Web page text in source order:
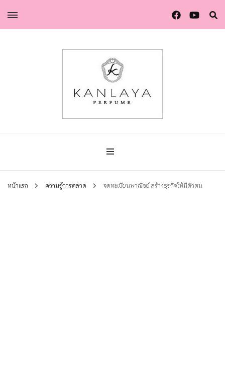
น้ำหอมกัลยา
น้ำหอมกัลยา น้ำหอมแท้แบรนด์ไทย คุณภาพยุโรป
หน้าแรก ความรู้การตลาด จดทะเบียนพาณิชย์ สร้างธุรกิจให้มีตัวตน